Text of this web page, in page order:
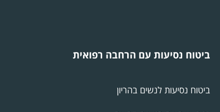
ביטוח נסיעות עם הרחבה רפואית
ביטוח נסיעות לנשים בהריון